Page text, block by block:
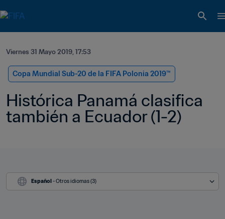
Viernes 31 Mayo 2019, 17:53
Copa Mundial Sub-20 de la FIFA Polonia 2019™
Histórica Panamá clasifica
también a Ecuador (1-2)
Español - Otros idiomas (3)